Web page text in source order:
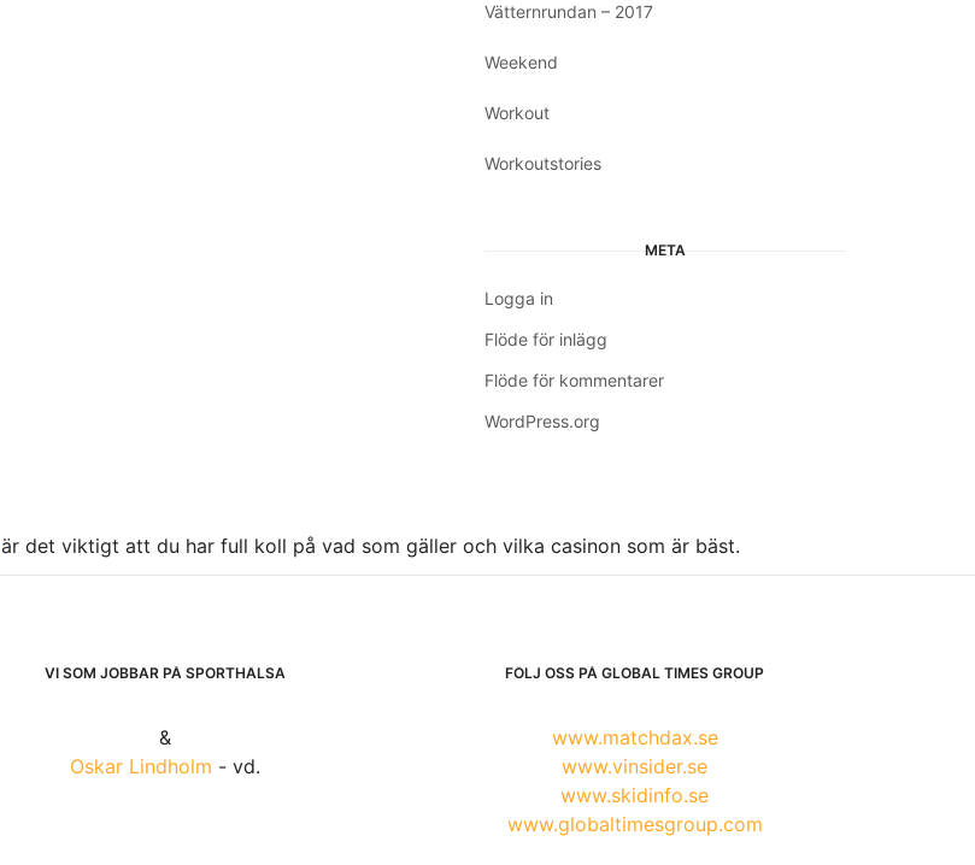
Vätternrundan – 2017
Weekend
Workout
Workoutstories
META
Logga in
Flöde för inlägg
Flöde för kommentarer
WordPress.org
är det viktigt att du har full koll på vad som gäller och vilka casinon som är bäst.
VI SOM JOBBAR PÅ SPORTHÄLSA
&
Oskar Lindholm - vd.
FÖLJ OSS PÅ GLOBAL TIMES GROUP
www.matchdax.se
www.vinsider.se
www.skidinfo.se
www.globaltimesgroup.com